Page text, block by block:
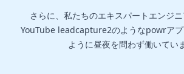
さらに、私たちのエキスパートエンジニ
YouTube leadcapture2のようなpowrアプ
ように昼夜を問わず働いてい